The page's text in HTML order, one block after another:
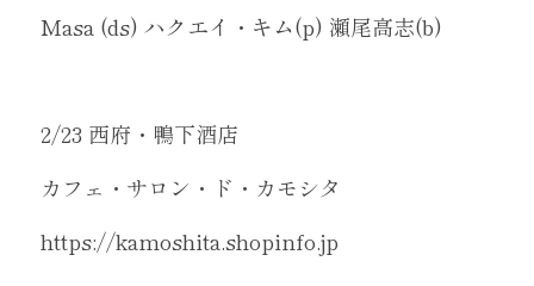
Masa (ds) ハクエイ・キム(p) 瀬尾高志(b)
2/23 西府・鴨下酒店
カフェ・サロン・ド・カモシタ
https://kamoshita.shopinfo.jp